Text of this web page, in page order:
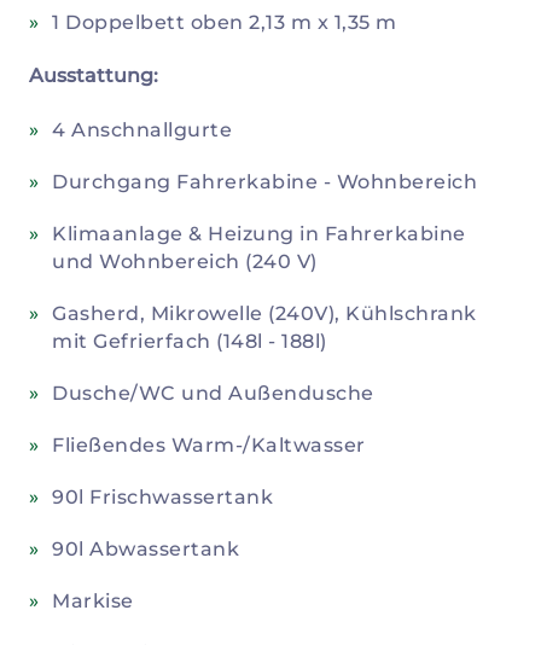
1 Doppelbett oben 2,13 m x 1,35 m
Ausstattung:
4 Anschnallgurte
Durchgang Fahrerkabine - Wohnbereich
Klimaanlage & Heizung in Fahrerkabine
und Wohnbereich (240 V)
Gasherd, Mikrowelle (240V), Kühlschrank
mit Gefrierfach (148l - 188l)
Dusche/WC und Außendusche
Fließendes Warm-/Kaltwasser
90l Frischwassertank
90l Abwassertank
Markise